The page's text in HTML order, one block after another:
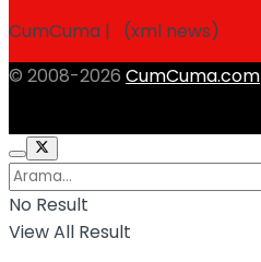
CumCuma | (xml news)
© 2008-2026 CumCuma.com
No Result
View All Result